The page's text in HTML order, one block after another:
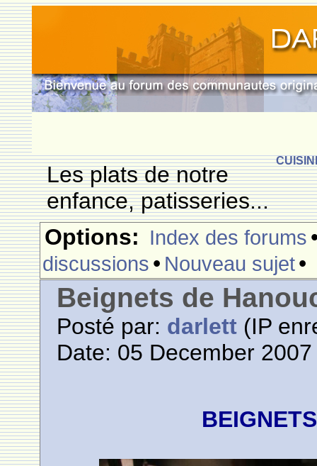
Les plats de notre
enfance, patisseries...
Options: Index des forums
discussions • Nouveau sujet•
Beignets de
Posté par: darlett (IP
Date: 05 December